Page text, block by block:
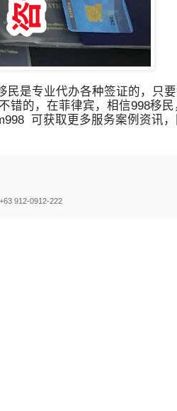
是专业代办各种签证的，只
错的，在菲律宾，相信998移
可获取更多服务案例资讯
912-0912-222